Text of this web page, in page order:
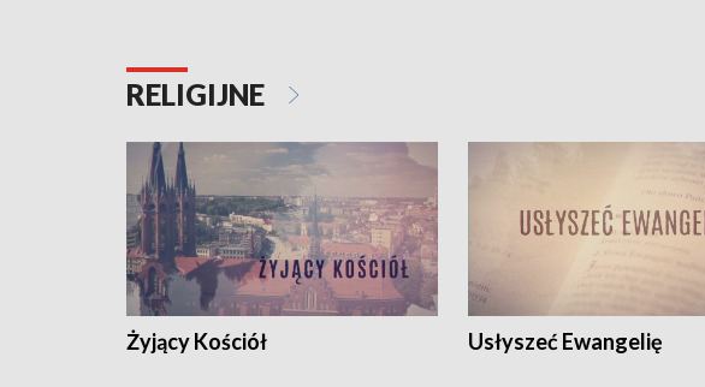
RELIGIJNE
Żyjący Kościół Usłyszeć Ewangelię